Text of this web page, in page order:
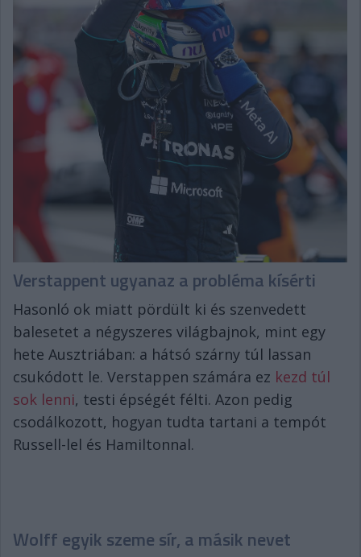
Verstappent ugyanaz a probléma kísérti
Hasonló ok miatt pördült ki és szenvedett
balesetet a négyszeres világbajnok, mint egy
hete Ausztriában: a hátsó szárny túl lassan
csukódott le. Verstappen számára ez kezd túl
sok lenni, testi épségét félti. Azon pedig
csodálkozott, hogyan tudta tartani a tempót
Russell-lel és Hamiltonnal.
Wolff egyik szeme sír, a másik nevet